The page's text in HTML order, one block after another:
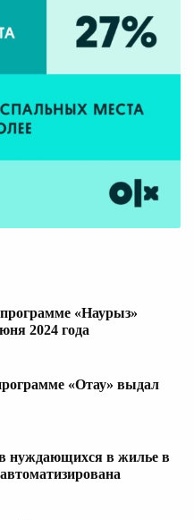
«Наурыз»
2024 года
«Отау» выдал
нуждающихся в жилье в